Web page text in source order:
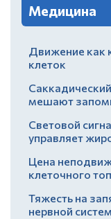
Медицина
Движение как
клеток
мешают
Световой
управляет
Цена
клеточного
Тяжесть на
нервной